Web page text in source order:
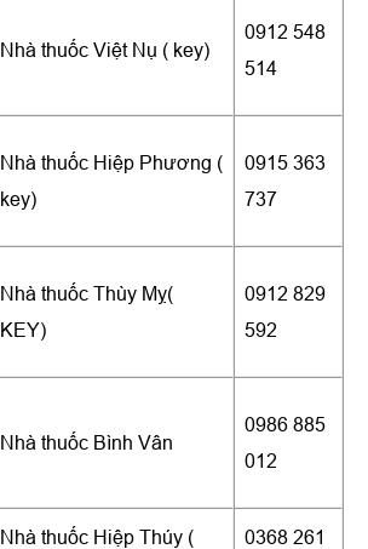
Nhà thuốc Việt Nụ ( key)
0912 548
514
Nhà thuốc Hiệp Phương (
key)
0915 363
737
Nhà thuốc Thùy Mỵ(
KEY)
0912 829
592
Nhà thuốc Bình Vân
0986 885
012
Nhà thuốc Hiệp Thúy (
0368 261